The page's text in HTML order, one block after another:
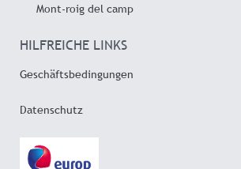
Mont-roig del camp
HILFREICHE LINKS
Geschäftsbedingungen
Datenschutz